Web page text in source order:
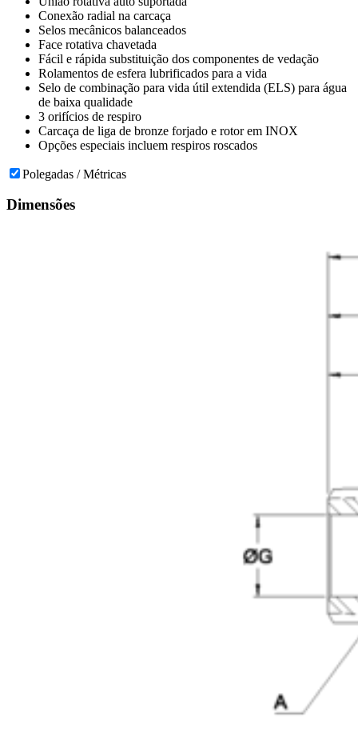
Conexão radial na carcaça
Selos mecânicos balanceados
Face rotativa chavetada
Fácil e rápida substituição dos componentes de vedação
Rolamentos de esfera lubrificados para a vida
Selo de combinação para vida útil extendida (ELS) para água
de baixa qualidade
3 orifícios de respiro
Carcaça de liga de bronze forjado e rotor em INOX
Opções especiais incluem respiros roscados
Polegadas / Métricas
Dimensões